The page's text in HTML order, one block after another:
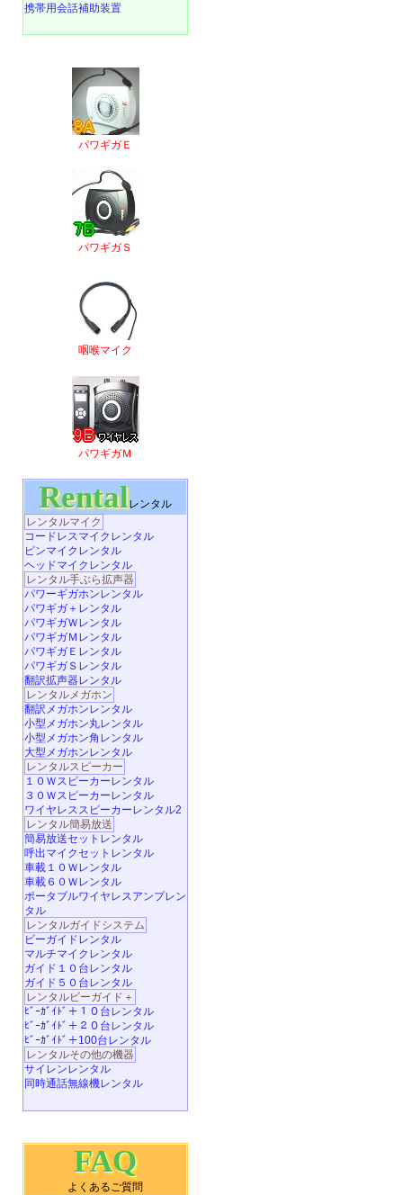
携帯用会話補助装置
パワギガＥ
パワギガＳ
咽喉マイク
パワギガＭ
Rentalレンタル
レンタルマイク
コードレスマイクレンタル
ピンマイクレンタル
ヘッドマイクレンタル
レンタル手ぶら拡声器
パワーギガホンレンタル
パワギガ＋レンタル
パワギガＷレンタル
パワギガＭレンタル
パワギガＥレンタル
パワギガＳレンタル
翻訳拡声器レンタル
レンタルメガホン
翻訳メガホンレンタル
小型メガホン丸レンタル
小型メガホン角レンタル
大型メガホンレンタル
レンタルスピーカー
１０Ｗスピーカーレンタル
３０Ｗスピーカーレンタル
ワイヤレススピーカーレンタル2
レンタル簡易放送
簡易放送セットレンタル
呼出マイクセットレンタル
車載１０Ｗレンタル
車載６０Ｗレンタル
ポータブルワイヤレスアンプレン
タル
レンタルガイドシステム
ビーガイドレンタル
マルチマイクレンタル
ガイド１０台レンタル
ガイド５０台レンタル
レンタルビーガイド＋
ﾋﾞｰｶﾞｲﾄﾞ＋１０台レンタル
ﾋﾞｰｶﾞｲﾄﾞ＋２０台レンタル
ﾋﾞｰｶﾞｲﾄﾞ＋100台レンタル
レンタルその他の機器
サイレンレンタル
同時通話無線機レンタル
FAQ
よくあるご質問